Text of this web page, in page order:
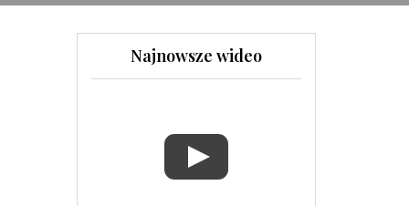
Najnowsze wideo